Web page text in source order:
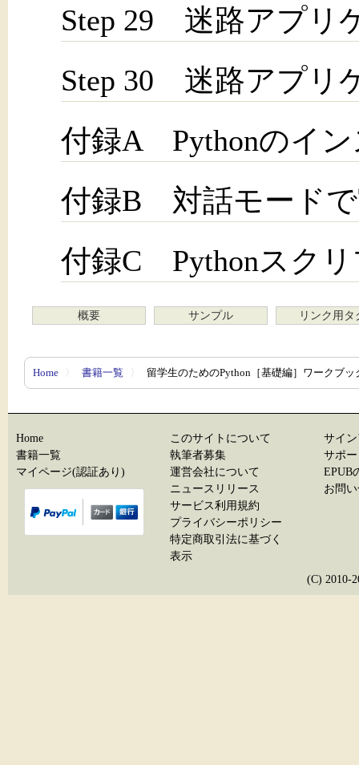
Step 29 迷路アプリ
Step 30 迷路アプリ
付録A Pythonのイン
付録B 対話モード
付録C Pythonスクリ
概要 サンプル リンク用タ
Home 〉 書籍一覧 〉 留学生のためのPython［基礎編］ワークブッ
Home
書籍一覧
マイページ(認証あり)
このサイトについて
執筆者募集
運営会社について
ニュースリリース
サービス利用規約
プライバシーポリシー
特定商取引法に基づく
表示
サイ
サポ
EPUB
お問
(C) 2010-